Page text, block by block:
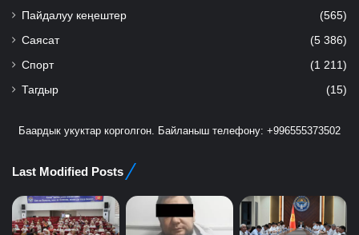
Пайдалуу кеңештер (565)
Саясат (5 386)
Спорт (1 211)
Тагдыр (15)
Баардык укуктар корголгон. Байланыш телефону: +996555373502
Last Modified Posts